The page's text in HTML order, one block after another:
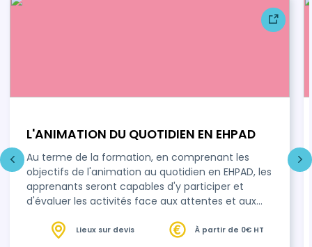
L'ANIMATION DU QUOTIDIEN EN EHPAD
Au terme de la formation, en comprenant les
objectifs de l'animation au quotidien en EHPAD, les
apprenants seront capables d'y participer et
d'évaluer les activités face aux attentes et aux
Lieux sur devis À partir de 0€ HT